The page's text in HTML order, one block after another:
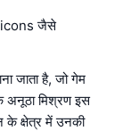
icons जैसे
जाता है, जो गेम
अनूठा मिश्रण इस
के क्षेत्र में उनकी